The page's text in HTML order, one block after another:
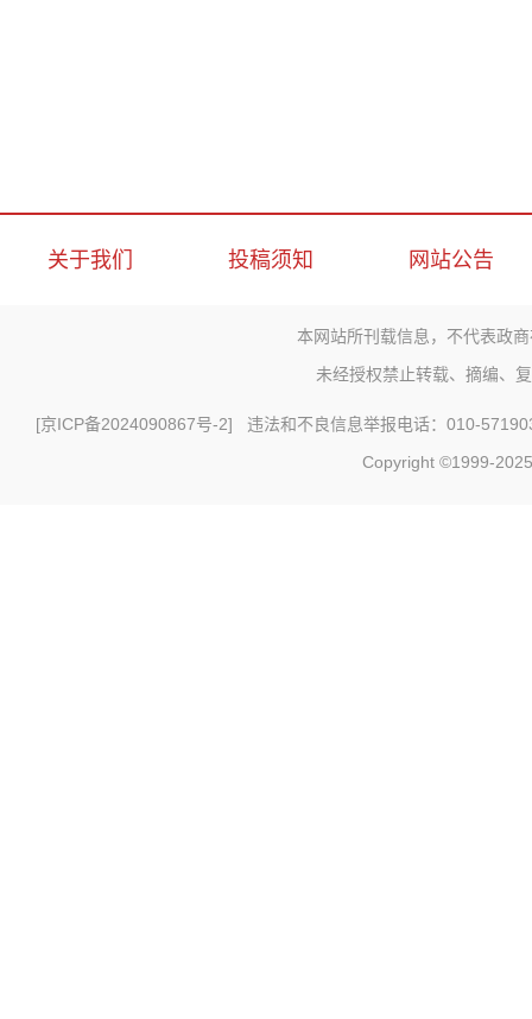
关于我们 投稿须知 网站公告
本网站所刊载信息，不代表政
未经授权禁止转载、摘编、
[京ICP备2024090867号-2] 违法和不良信息举报电话：010-
Copyright ©1999-